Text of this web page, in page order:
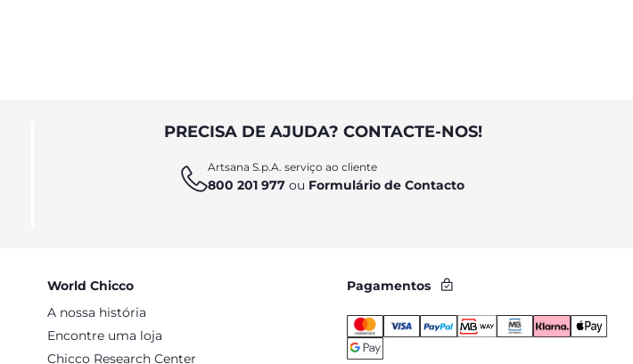
PRECISA DE AJUDA? CONTACTE-NOS!
Artsana S.p.A. serviço ao cliente
800 201 977ou Formulário de Contacto
World Chicco
A nossa história
Encontre uma loja
Chicco Research Center
Pagamentos